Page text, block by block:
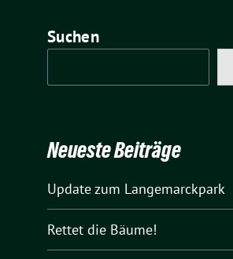
Suchen
Neueste Beiträge
Update zum Langemarckpark
Rettet die Bäume!